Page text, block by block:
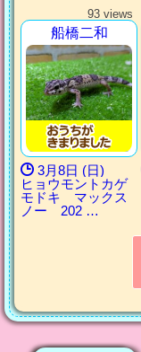
93 views
船橋二和
3月8日 (日)
ヒョウモントカゲ
モドキ マックス
ノー 202 …